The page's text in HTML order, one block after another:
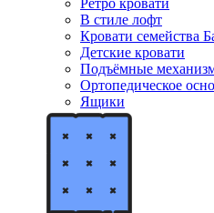
Ретро кровати
В стиле лофт
Кровати семейства
Детские кровати
Подъёмные
Ортопедическое
Ящики